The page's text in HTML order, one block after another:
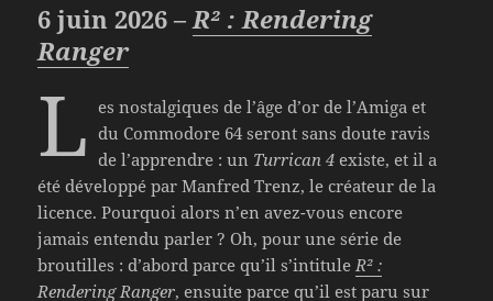
6 juin 2026 –R² : Rendering
Ranger
L es nostalgiques de l’âge d’or de l’Amiga et
du Commodore 64 seront sans doute ravis
de l’apprendre : un Turrican 4existe, et il a
été développé par Manfred Trenz, le créateur de la
licence. Pourquoi alors n’en avez-vous encore
jamais entendu parler ? Oh, pour une série de
broutilles : d’abord parce qu’il s’intitule R² :
Rendering Ranger, ensuite parce qu’il est paru sur